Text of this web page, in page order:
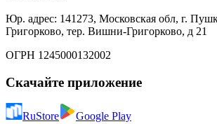
Юр. адрес: 141273, Московская обл, г.
Григорково, тер. Вишни-Григорково, д 21
ОГРН 1245000132002
Скачайте приложение
RuStore Google Play